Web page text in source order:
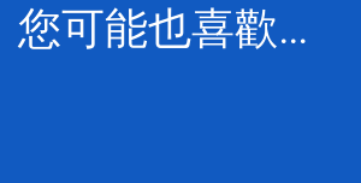
您可能也喜歡…